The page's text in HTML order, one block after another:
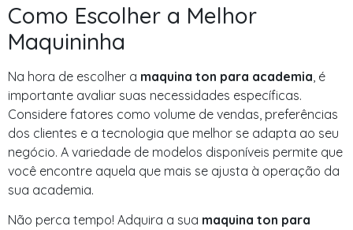
Como Escolher a Melhor
Maquininha
Na hora de escolher a maquina ton para academia , é
importante avaliar suas necessidades específicas.
Considere fatores como volume de vendas, preferências
dos clientes e a tecnologia que melhor se adapta ao seu
negócio. A variedade de modelos disponíveis permite que
você encontre aquela que mais se ajusta à operação da
sua academia.
Não perca tempo! Adquira a sua maquina ton para